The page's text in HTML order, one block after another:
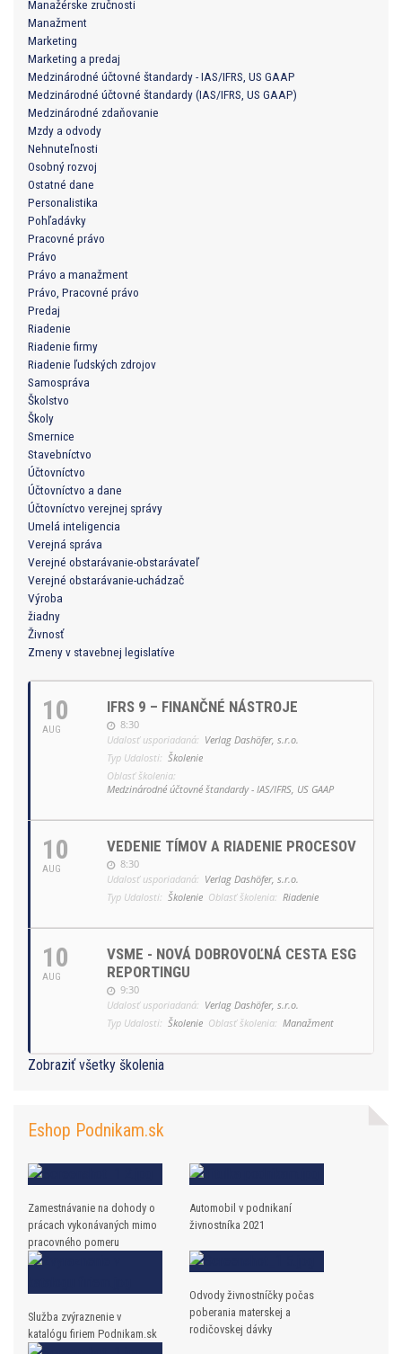
Manažérske zručnosti
Manažment
Marketing
Marketing a predaj
Medzinárodné účtovné štandardy - IAS/IFRS, US GAAP
Medzinárodné účtovné štandardy (IAS/IFRS, US GAAP)
Medzinárodné zdaňovanie
Mzdy a odvody
Nehnuteľnosti
Osobný rozvoj
Ostatné dane
Personalistika
Pohľadávky
Pracovné právo
Právo
Právo a manažment
Právo, Pracovné právo
Predaj
Riadenie
Riadenie firmy
Riadenie ľudských zdrojov
Samospráva
Školstvo
Školy
Smernice
Stavebníctvo
Účtovníctvo
Účtovníctvo a dane
Účtovníctvo verejnej správy
Umelá inteligencia
Verejná správa
Verejné obstarávanie-obstarávateľ
Verejné obstarávanie-uchádzač
Výroba
žiadny
Živnosť
Zmeny v stavebnej legislatíve
10
AUG
IFRS 9 – FINANČNÉ NÁSTROJE
8:30
Udalosť usporiadaná: Verlag Dashöfer, s.r.o.
Typ Udalosti: Školenie
Oblasť školenia:
Medzinárodné účtovné štandardy - IAS/IFRS, US GAAP
10
AUG
VEDENIE TÍMOV A RIADENIE PROCESOV
8:30
Udalosť usporiadaná: Verlag Dashöfer, s.r.o.
Typ Udalosti: Školenie Oblasť školenia: Riadenie
10
AUG
VSME - NOVÁ DOBROVOĽNÁ CESTA ESG
REPORTINGU
9:30
Udalosť usporiadaná: Verlag Dashöfer, s.r.o.
Typ Udalosti: Školenie Oblasť školenia: Manažment
Zobraziť všetky školenia
Eshop Podnikam.sk
Zamestnávanie na dohody o
prácach vykonávaných mimo
pracovného pomeru
Automobil v podnikaní
živnostníka 2021
Služba zvýraznenie v
katalógu firiem Podnikam.sk
Odvody živnostníčky počas
poberania materskej a
rodičovskej dávky